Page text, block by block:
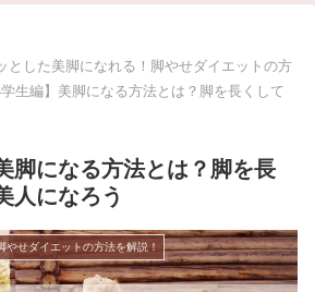
とした美脚になれる！脚やせダイエットの方
学生編】美脚になる方法とは？脚を長くして
脚になる方法とは？脚を長
人になろう
せダイエットの方法を解説！